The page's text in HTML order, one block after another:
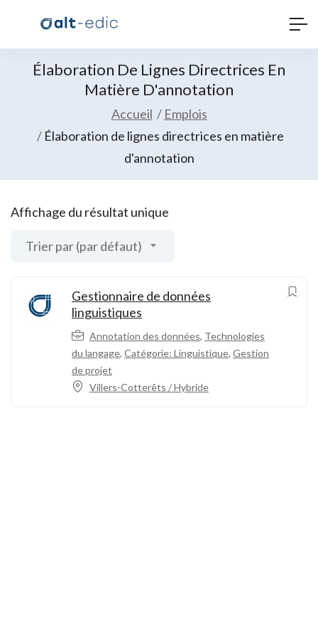
Élaboration De Lignes Directrices En
Matière D'annotation
Accueil
Emplois
Élaboration de lignes directrices en matière
d'annotation
Affichage du résultat unique
Trier par (par défaut)
Gestionnaire de données
linguistiques
Annotation des données, Technologies
du langage, Catégorie: Linguistique, Gestion
de projet
Villers-Cotterêts / Hybride